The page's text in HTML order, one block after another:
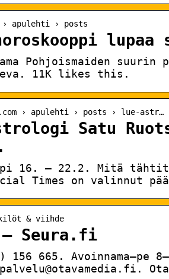
› apulehti › posts
lupaa
Pohjoismaiden
11K likes this.
› apulehti › posts › lue-astr…
Satu
16. – 22.2. Mitä
Times on valinnut
& viihde
– Seura.fi
665. Avoinnama–pe